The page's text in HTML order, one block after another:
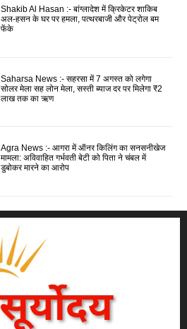
Shakib Al Hasan :- बांग्लादेश में क्रिकेटर शाकिब
अल-हसन के घर पर हमला, पत्थरबाजी और पेट्रोल बम
फेंके
Saharsa News :- सहरसा में 7 अगस्त को लगेगा
सोलर मेला सह लोन मेला, सस्ती ब्याज दर पर मिलेगा ₹2
लाख तक का ऋण
Agra News :- आगरा में ऑनर किलिंग का सनसनीखेज
मामला: अविवाहित गर्भवती बेटी को पिता ने चंबल में
डुबोकर मारने का आरोप